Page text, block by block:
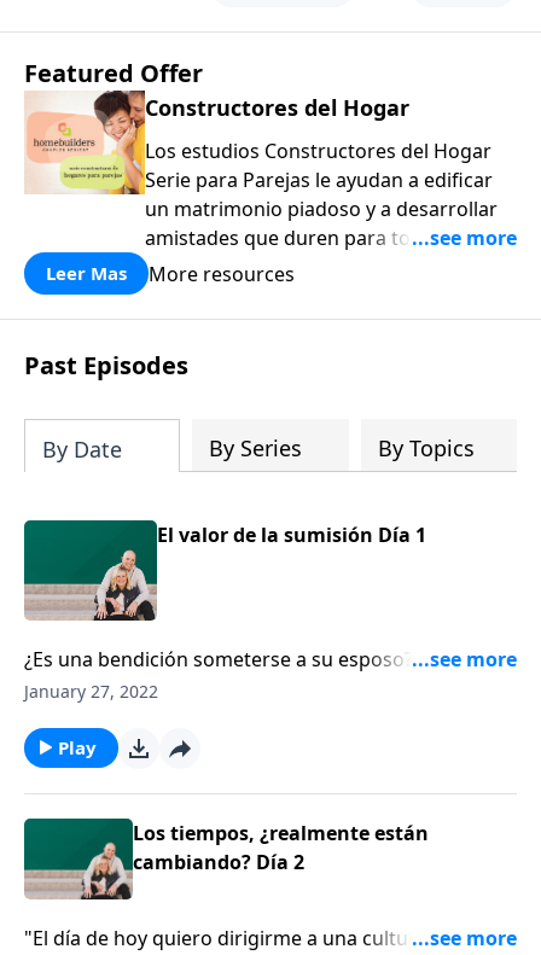
Featured Offer
Constructores del Hogar
Los estudios Constructores del Hogar
Serie para Parejas le ayudan a edificar
un matrimonio piadoso y a desarrollar
amistades que duren para toda la vida.
¡Únase a uno de los estudios de grupos
a casa los principios de la Palabra de
Dios para compartirlos con su familia,
su iglesia y su comunidad!
Leer Mas More resources
Past Episodes
By Date By Series By Topics
El valor de la sumisión Día 1
¿Es una bendición someterse a su esposo? ¿O una
maldición? El pastor Voddie Baucham arroja una luz
llamada “sumisión”, que con frecuencia es
malinterpretada en Efesios 5.
January 27, 2022
Play
Los tiempos, ¿realmente están
cambiando? Día 2
"El día de hoy quiero dirigirme a una cultura